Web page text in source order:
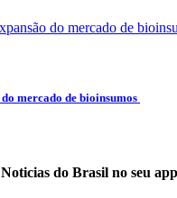
mercado de bioinsumos
do Brasil no seu